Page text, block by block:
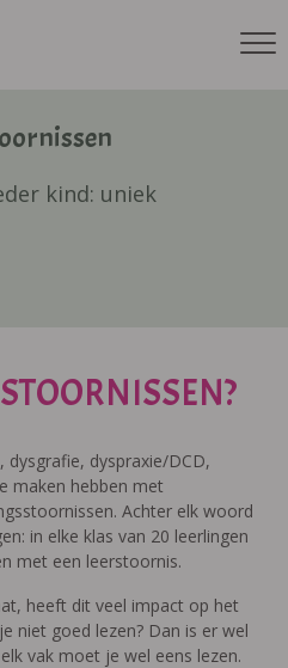
kind: uniek
dysgrafie, dyspraxie/DCD,
maken hebben met
Achter elk woord
in elke klas van 20 leerlingen
met een leerstoornis.
heeft dit veel impact op het
niet goed lezen? Dan is er wel
vak moet je wel eens lezen.